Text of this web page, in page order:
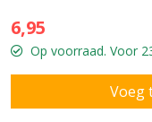
6,95
Op voorraad. Voor